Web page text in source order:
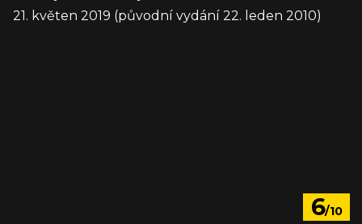
21. květen 2019 (původní vydání 22. leden 2010)
6/10